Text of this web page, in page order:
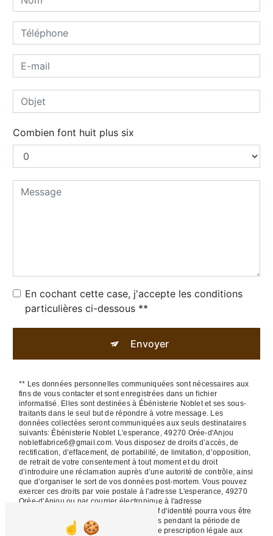
Combien font huit plus six
En cochant cette case, j'accepte les conditions
particulières ci-dessous **
Envoyer
** Les données personnelles communiquées sont nécessaires aux
fins de vous contacter et sont enregistrées dans un fichier
informatisé. Elles sont destinées à Ébénisterie Noblet et ses sous-
traitants dans le seul but de répondre à votre message. Les
données collectées seront communiquées aux seuls destinataires
suivants: Ébénisterie Noblet L'esperance, 49270 Orée-d'Anjou
nobletfabrice6@gmail.com. Vous disposez de droits d’accès, de
rectification, d’effacement, de portabilité, de limitation, d’opposition,
de retrait de votre consentement à tout moment et du droit
d’introduire une réclamation auprès d’une autorité de contrôle, ainsi
que d’organiser le sort de vos données post-mortem. Vous pouvez
exercer ces droits par voie postale à l'adresse L'esperance, 49270
Orée-d'Anjou ou par courrier électronique à l'adresse
nobletfabrice6@gmail.com. Un justificatif d'identité pourra vous être
demandé. Nous conservons vos données pendant la période de
prise de contact puis pendant la durée de prescription légale aux